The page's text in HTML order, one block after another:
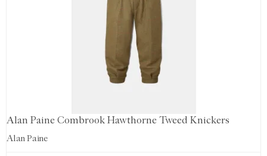
Alan Paine Combrook Hawthorne Tweed Knickers
Alan Paine